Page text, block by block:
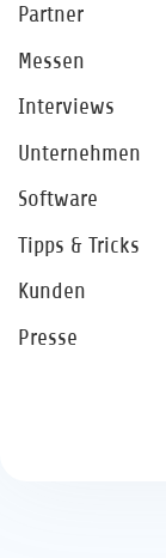
Partner
Messen
Interviews
Unternehmen
Software
Tipps & Tricks
Kunden
Presse